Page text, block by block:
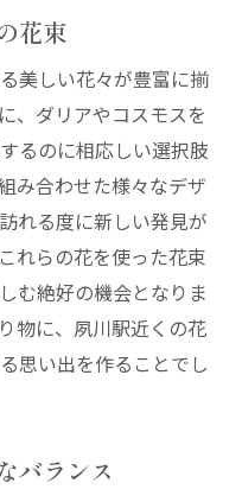
花束
美しい花々が豊富に揃
、ダリアやコスモスを
るのに相応しい選択肢
み合わせた様々なデザ
れる度に新しい発見が
れらの花を使った花束
む絶好の機会となりま
物に、夙川駅近くの花
思い出を作ることでし
バランス